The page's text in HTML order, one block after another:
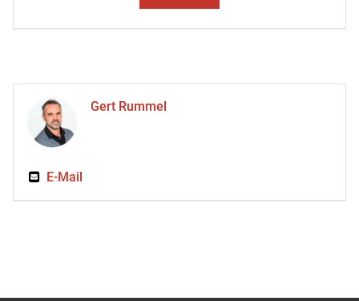
Gert Rummel
E-Mail